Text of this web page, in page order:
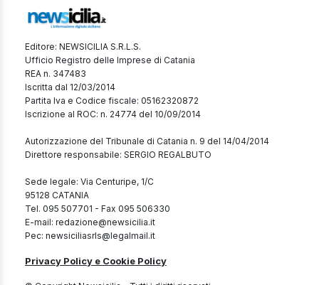
Editore: NEWSICILIA S.R.L.S.
Ufficio Registro delle Imprese di Catania
REA n. 347483
Iscritta dal 12/03/2014
Partita Iva e Codice fiscale: 05162320872
Iscrizione al ROC: n. 24774 del 10/09/2014
Autorizzazione del Tribunale di Catania n. 9 del 14/04/2014
Direttore responsabile: SERGIO REGALBUTO
Sede legale: Via Centuripe, 1/C
95128 CATANIA
Tel. 095 507701 - Fax 095 506330
E-mail: redazione@newsicilia.it
Pec: newsiciliasrls@legalmail.it
Privacy Policy e Cookie Policy